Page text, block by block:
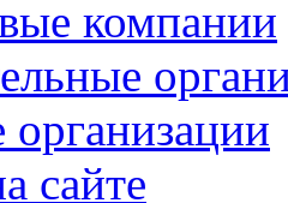
компании
сайте